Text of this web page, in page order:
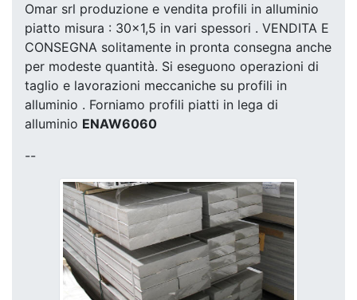
Omar srl produzione e vendita profili in alluminio
piatto misura : 30x1,5 in vari spessori . VENDITA E
CONSEGNA solitamente in pronta consegna anche
per modeste quantità. Si eseguono operazioni di
taglio e lavorazioni meccaniche su profili in
alluminio . Forniamo profili piatti in lega di
alluminio ENAW6060
--